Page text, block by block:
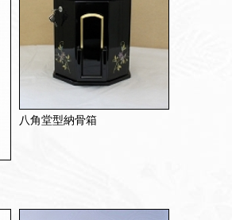
八角堂型納骨箱